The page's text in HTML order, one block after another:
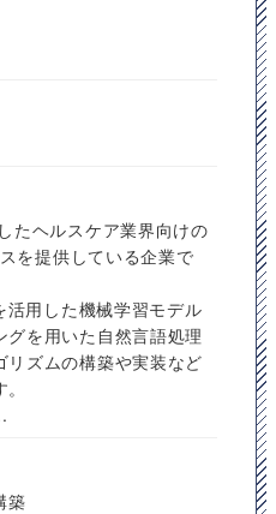
たヘルスケア業界向けの
を提供している企業で
用した機械学習モデル
を用いた自然言語処理
リズムの構築や実装など
築